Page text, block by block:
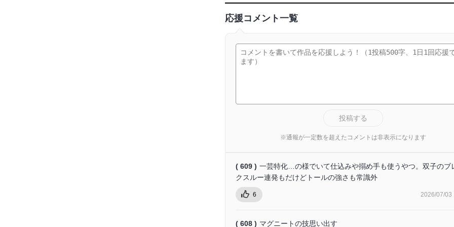
応援コメント一覧
投稿する
※通報が一定数を超えたコメントは非表示になります
( 609 ) 一芸特化…の様でいて仕込みや搦め手も使うやつ。双子のブ
クスルー連発もだけどトールの強さも常識外
6 2026/07/03
( 608 ) マグニートの技思い出す